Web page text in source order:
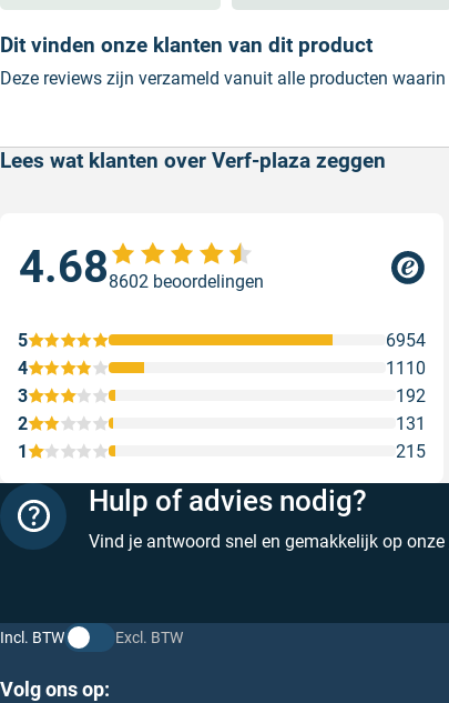
Dit vinden onze klanten van dit product
Deze reviews zijn verzameld vanuit alle producten
Lees wat klanten over Verf-plaza zeggen
4.688602 beoordelingen
1 215
2 131
3 192
4 1110
5 6954
Hulp of advies nodig?
Vind je antwoord snel en gemakkelijk op onze
Incl. BTW Excl. BTW
Volg ons op: